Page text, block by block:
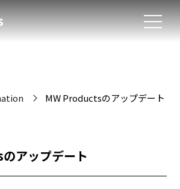
MW Productsのアップデート
アップデート